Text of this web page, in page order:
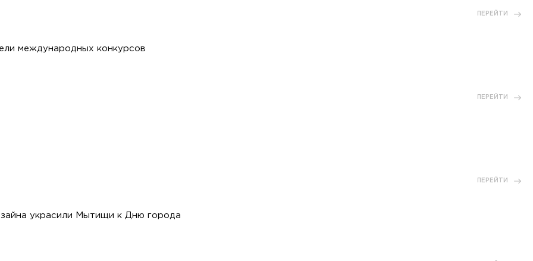
ПЕРЕЙТИ
международных конкурсов
ПЕРЕЙТИ
ПЕРЕЙТИ
украсили Мытищи к Дню города